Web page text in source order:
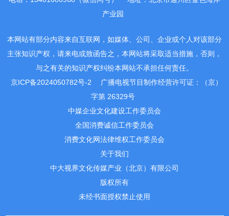
产业园
本网站有部分内容来自互联网，如媒体、公司、企业或个人对该部分
主张知识产权，请来电或致函告之，本网站将采取适当措施，否则，
与之有关的知识产权纠纷本网站不承担任何责任。
京ICP备2024050782号-2
广播电视节目制作经营许可证：（京）
字第 26329号
中媒企业文化建设工作委员会
全国消费诚信工作委员会
消费文化网法律维权工作委员会
关于我们
中大视界文化传媒产业（北京）有限公司
版权所有
未经书面授权禁止使用